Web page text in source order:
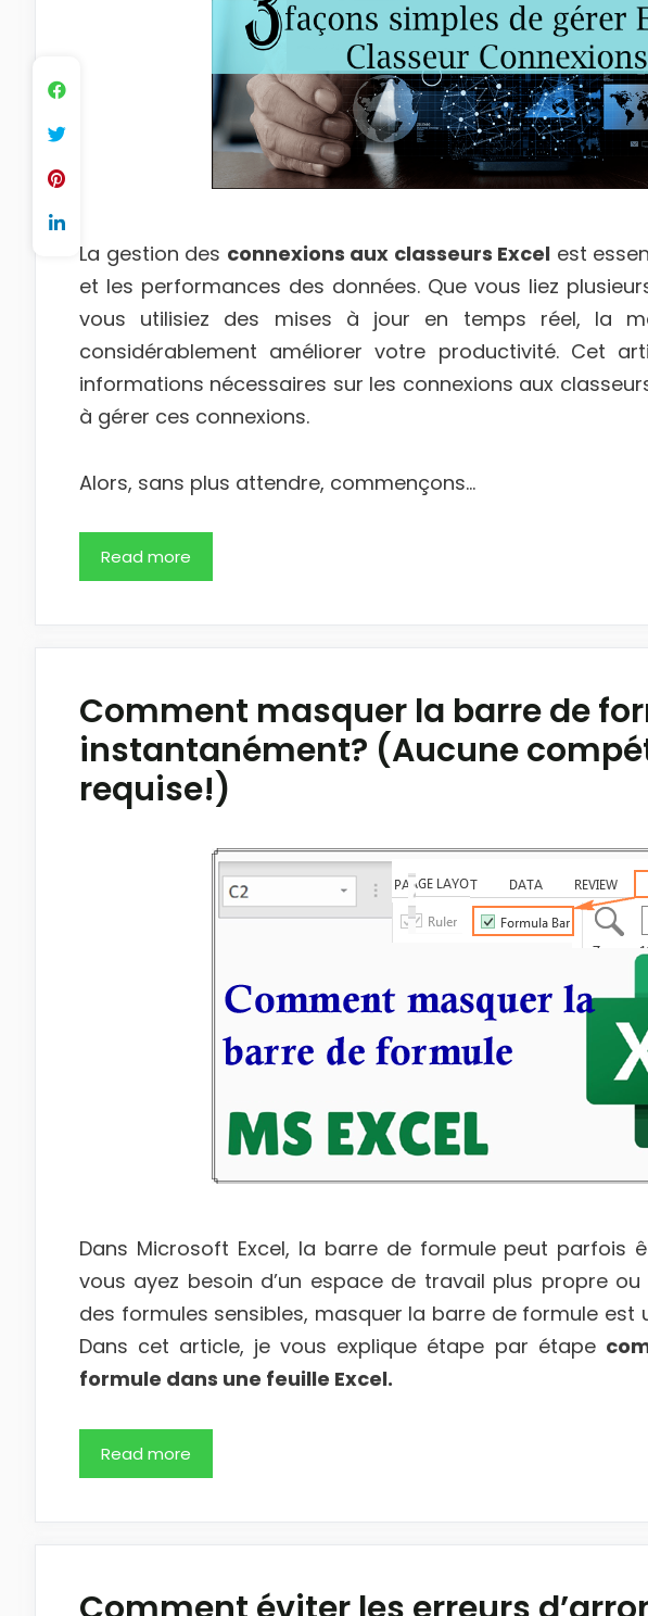
La gestion des connexions aux classeurs Excel est
et les performances des données. Que vous liez
vous utilisiez des mises à jour en temps réel, la
considérablement améliorer votre productivité. Cet
informations nécessaires sur les connexions aux
à gérer ces connexions.
Alors, sans plus attendre, commençons…
Read more
Comment masquer la barre de
instantanément? (Aucune
requise!)
Dans Microsoft Excel, la barre de formule peut parfois
vous ayez besoin d’un espace de travail plus propre
des formules sensibles, masquer la barre de formule est
Dans cet article, je vous explique étape par étape
formule dans une feuille Excel.
Read more